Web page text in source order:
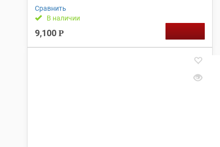
Сравнить
В наличии
9,100 Р